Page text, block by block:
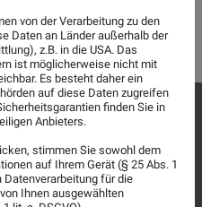
als auch für
durch.
beinhaltet
Boden- und
von der Verarbeitung zu den
Daten an Länder außerhalb der
z.B. in die USA. Das
ist möglicherweise nicht mit
Es besteht daher ein
auf diese Daten zugreifen
finden Sie in
Anbieters.
stimmen Sie sowohl dem
auf Ihrem Gerät (§ 25 Abs. 1
für die
Ihnen ausgewählten